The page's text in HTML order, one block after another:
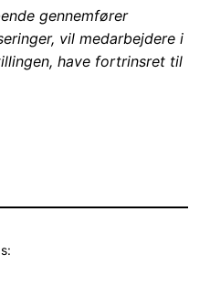
gennemfører
vil medarbejdere i
have fortrinsret til